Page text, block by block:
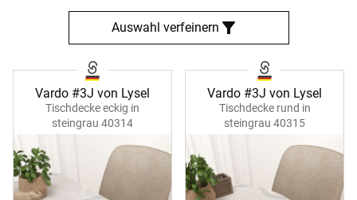
Auswahl verfeinern
Vardo #3J von Lysel
Tischdecke eckig in
steingrau 40314
Vardo #3J von Lysel
Tischdecke rund in
steingrau 40315